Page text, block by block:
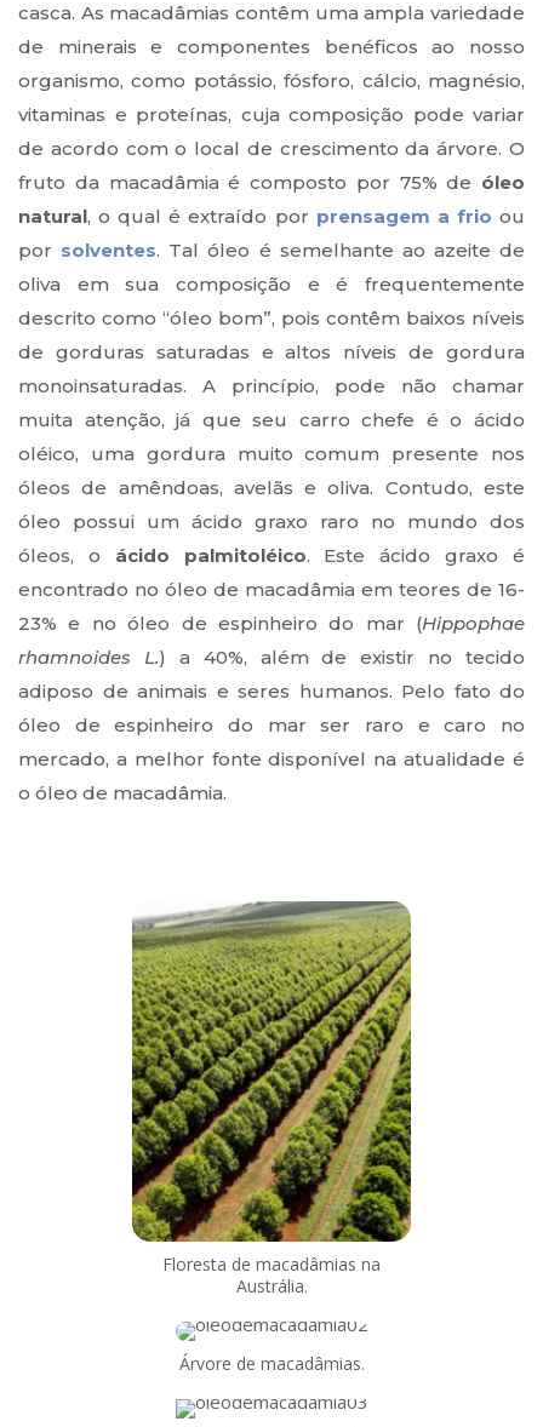
casca. As macadâmias contêm uma ampla variedade
de minerais e componentes benéficos ao nosso
organismo, como potássio, fósforo, cálcio, magnésio,
vitaminas e proteínas, cuja composição pode variar
de acordo com o local de crescimento da árvore. O
fruto da macadâmia é composto por 75% de óleo
natural, o qual é extraído por prensagem a frio ou
por solventes. Tal óleo é semelhante ao azeite de
oliva em sua composição e é frequentemente
descrito como “óleo bom”, pois contêm baixos níveis
de gorduras saturadas e altos níveis de gordura
monoinsaturadas. A princípio, pode não chamar
muita atenção, já que seu carro chefe é o ácido
oléico, uma gordura muito comum presente nos
óleos de amêndoas, avelãs e oliva. Contudo, este
óleo possui um ácido graxo raro no mundo dos
óleos, o ácido palmitoléico. Este ácido graxo é
encontrado no óleo de macadâmia em teores de 16-
23% e no óleo de espinheiro do mar (Hippophae
rhamnoides L.) a 40%, além de existir no tecido
adiposo de animais e seres humanos. Pelo fato do
óleo de espinheiro do mar ser raro e caro no
mercado, a melhor fonte disponível na atualidade é
o óleo de macadâmia.
Floresta de macadâmias na
Austrália.
Árvore de macadâmias.